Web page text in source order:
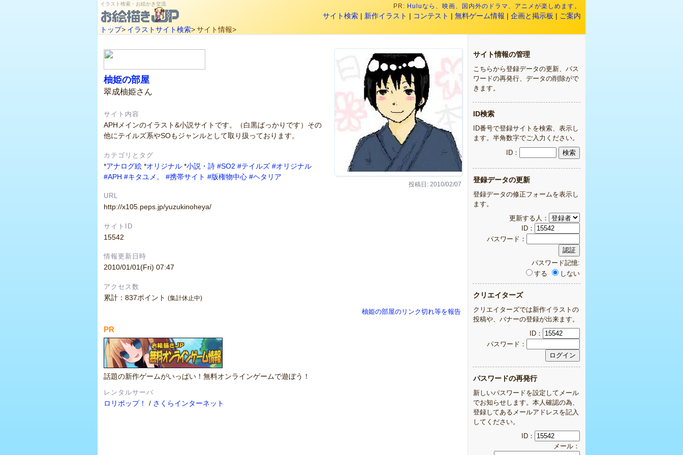
イラスト検索・お絵かき交流 PR: Huluなら、映画、国内外のドラマ、アニメが楽しめます。
サイト検索 | 新作イラスト | コンテスト | 無料ゲーム情報 | 企画と掲示板 | ご案内
トップ> イラストサイト検索>サイト情報>
投稿日: 2010/02/07
柚姫の部屋
翠成柚姫さん
サイト内容
APHメインのイラスト&小説サイトです。（白黒ばっかりです）その
他にテイルズ系やSOもジャンルとして取り扱っております。
カテゴリとタグ
*アナログ絵 *オリジナル *小説・詩 #SO2 #テイルズ #オリジナル
#APH #キタユメ。 #携帯サイト #版権物中心 #ヘタリア
URL
http://x105.peps.jp/yuzukinoheya/
サイトID
15542
情報更新日時
2010/01/01(Fri) 07:47
アクセス数
累計：837ポイント (集計休止中)
柚姫の部屋のリンク切れ等を報告
PR
話題の新作ゲームがいっぱい！無料オンラインゲームで遊ぼう！
レンタルサーバ
ロリポップ！ / さくらインターネット
サイト情報の管理
こちらから登録データの更新、パス
ワードの再発行、データの削除がで
きます。
ID検索
ID番号で登録サイトを検索、表示し
ます。半角数字でご入力ください。
ID：
登録データの更新
登録データの修正フォームを表示し
ます。
更新する人：
ID：
パスワード：
パスワード記憶:
する
しない
クリエイターズ
クリエイターズでは新作イラストの
投稿や、バナーの登録が出来ます。
ID：
パスワード：
パスワードの再発行
新しいパスワードを設定してメール
でお知らせします。本人確認の為、
登録してあるメールアドレスを記入
してください。
ID：
メール：